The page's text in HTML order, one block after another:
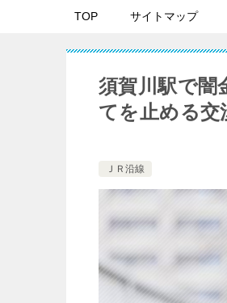
TOP サイトマップ
須賀川駅で闇
てを止める交
ＪＲ沿線